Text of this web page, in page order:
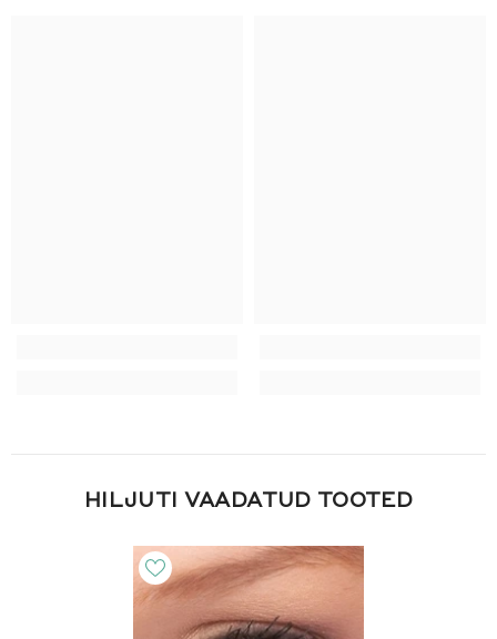
HILJUTI VAADATUD TOOTED